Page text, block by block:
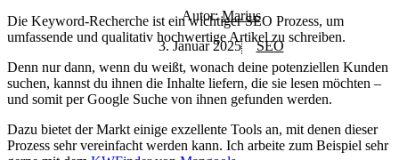
Autor:Marius
3. Januar 2025
SEO
Die Keyword-Recherche ist ein wichtiger SEO Prozess, um
umfassende und qualitativ hochwertige Artikel zu schreiben.
Denn nur dann, wenn du weißt, wonach deine potenziellen Kunden
suchen, kannst du ihnen die Inhalte liefern, die sie lesen möchten –
und somit per Google Suche von ihnen gefunden werden.
Dazu bietet der Markt einige exzellente Tools an, mit denen dieser
Prozess sehr vereinfacht werden kann. Ich arbeite zum Beispiel sehr